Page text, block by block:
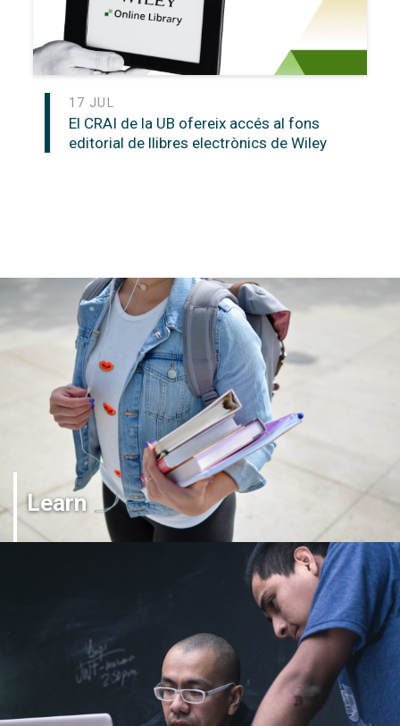
17 JUL
El CRAI de la UB ofereix accés al fons
editorial de llibres electrònics de Wiley
Learn